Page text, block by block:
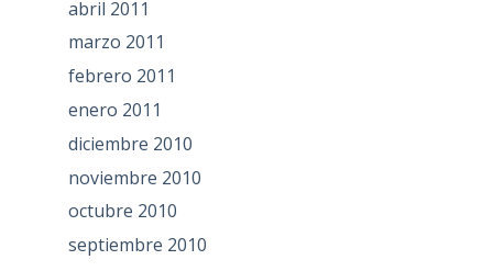
abril 2011
marzo 2011
febrero 2011
enero 2011
diciembre 2010
noviembre 2010
octubre 2010
septiembre 2010